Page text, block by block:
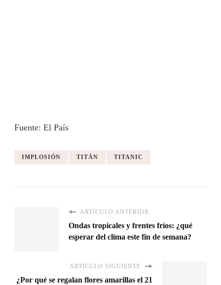
Fuente: El País
IMPLOSIÓN TITÁN TITANIC
ARTÍCULO ANTERIOR
Ondas tropicales y frentes fríos: ¿qué
esperar del clima este fin de semana?
ARTÍCULO SIGUIENTE
¿Por qué se regalan flores amarillas el 21